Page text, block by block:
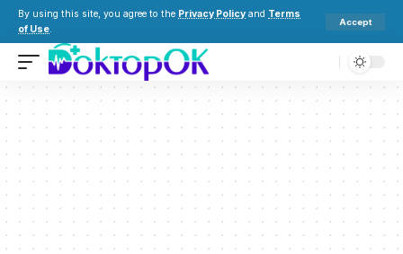
By using this site, you agree to the Privacy Policy and Terms
of Use.
Accept